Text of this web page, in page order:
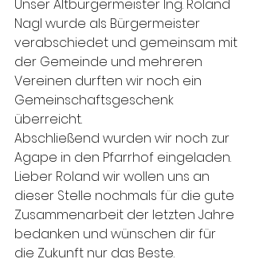
Unser Altbürgermeister Ing. Roland
Nagl wurde als Bürgermeister
verabschiedet und gemeinsam mit
der Gemeinde und mehreren
Vereinen durften wir noch ein
Gemeinschaftsgeschenk
überreicht.
Abschließend wurden wir noch zur
Agape in den Pfarrhof eingeladen.
Lieber Roland wir wollen uns an
dieser Stelle nochmals für die gute
Zusammenarbeit der letzten Jahre
bedanken und wünschen dir für
die Zukunft nur das Beste.